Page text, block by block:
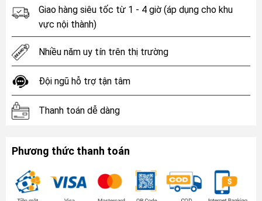
Giao hàng siêu tốc từ 1 - 4 giờ (áp dụng cho khu
vực nội thành)
Nhiều năm uy tín trên thị trường
Đội ngũ hỗ trợ tận tâm
Thanh toán dễ dàng
Phương thức thanh toán